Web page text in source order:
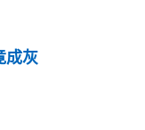
成灰